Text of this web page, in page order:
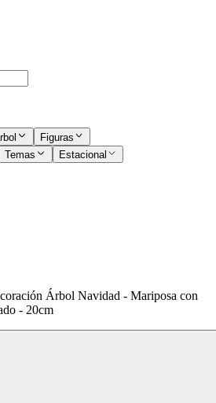
Figuras
Temas Estacional
Árbol Navidad - Mariposa con
- 20cm